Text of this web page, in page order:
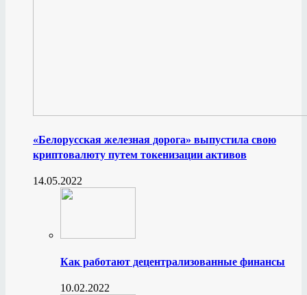
«Белорусская железная дорога» выпустила свою
криптовалюту путем токенизации активов
14.05.2022
Как работают децентрализованные финансы
10.02.2022